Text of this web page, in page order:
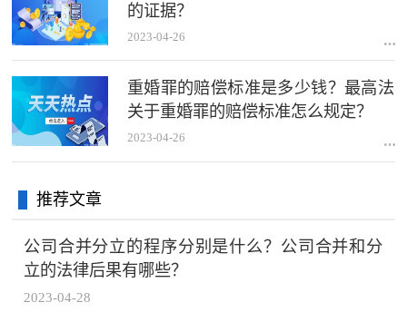
的证据？
2023-04-26
重婚罪的赔偿标准是多少钱？最高法
关于重婚罪的赔偿标准怎么规定？
2023-04-26
推荐文章
公司合并分立的程序分别是什么？公司合并和分
立的法律后果有哪些？
2023-04-28